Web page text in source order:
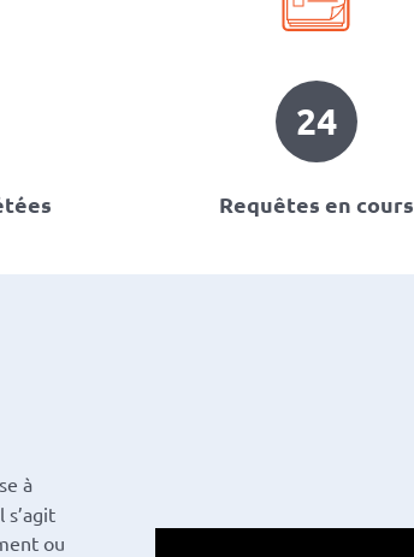
24
Requêtes en cours
à
ou